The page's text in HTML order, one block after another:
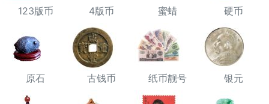
123版币 4版币 蜜蜡 硬币
原石 古钱币 纸币靓号 银元